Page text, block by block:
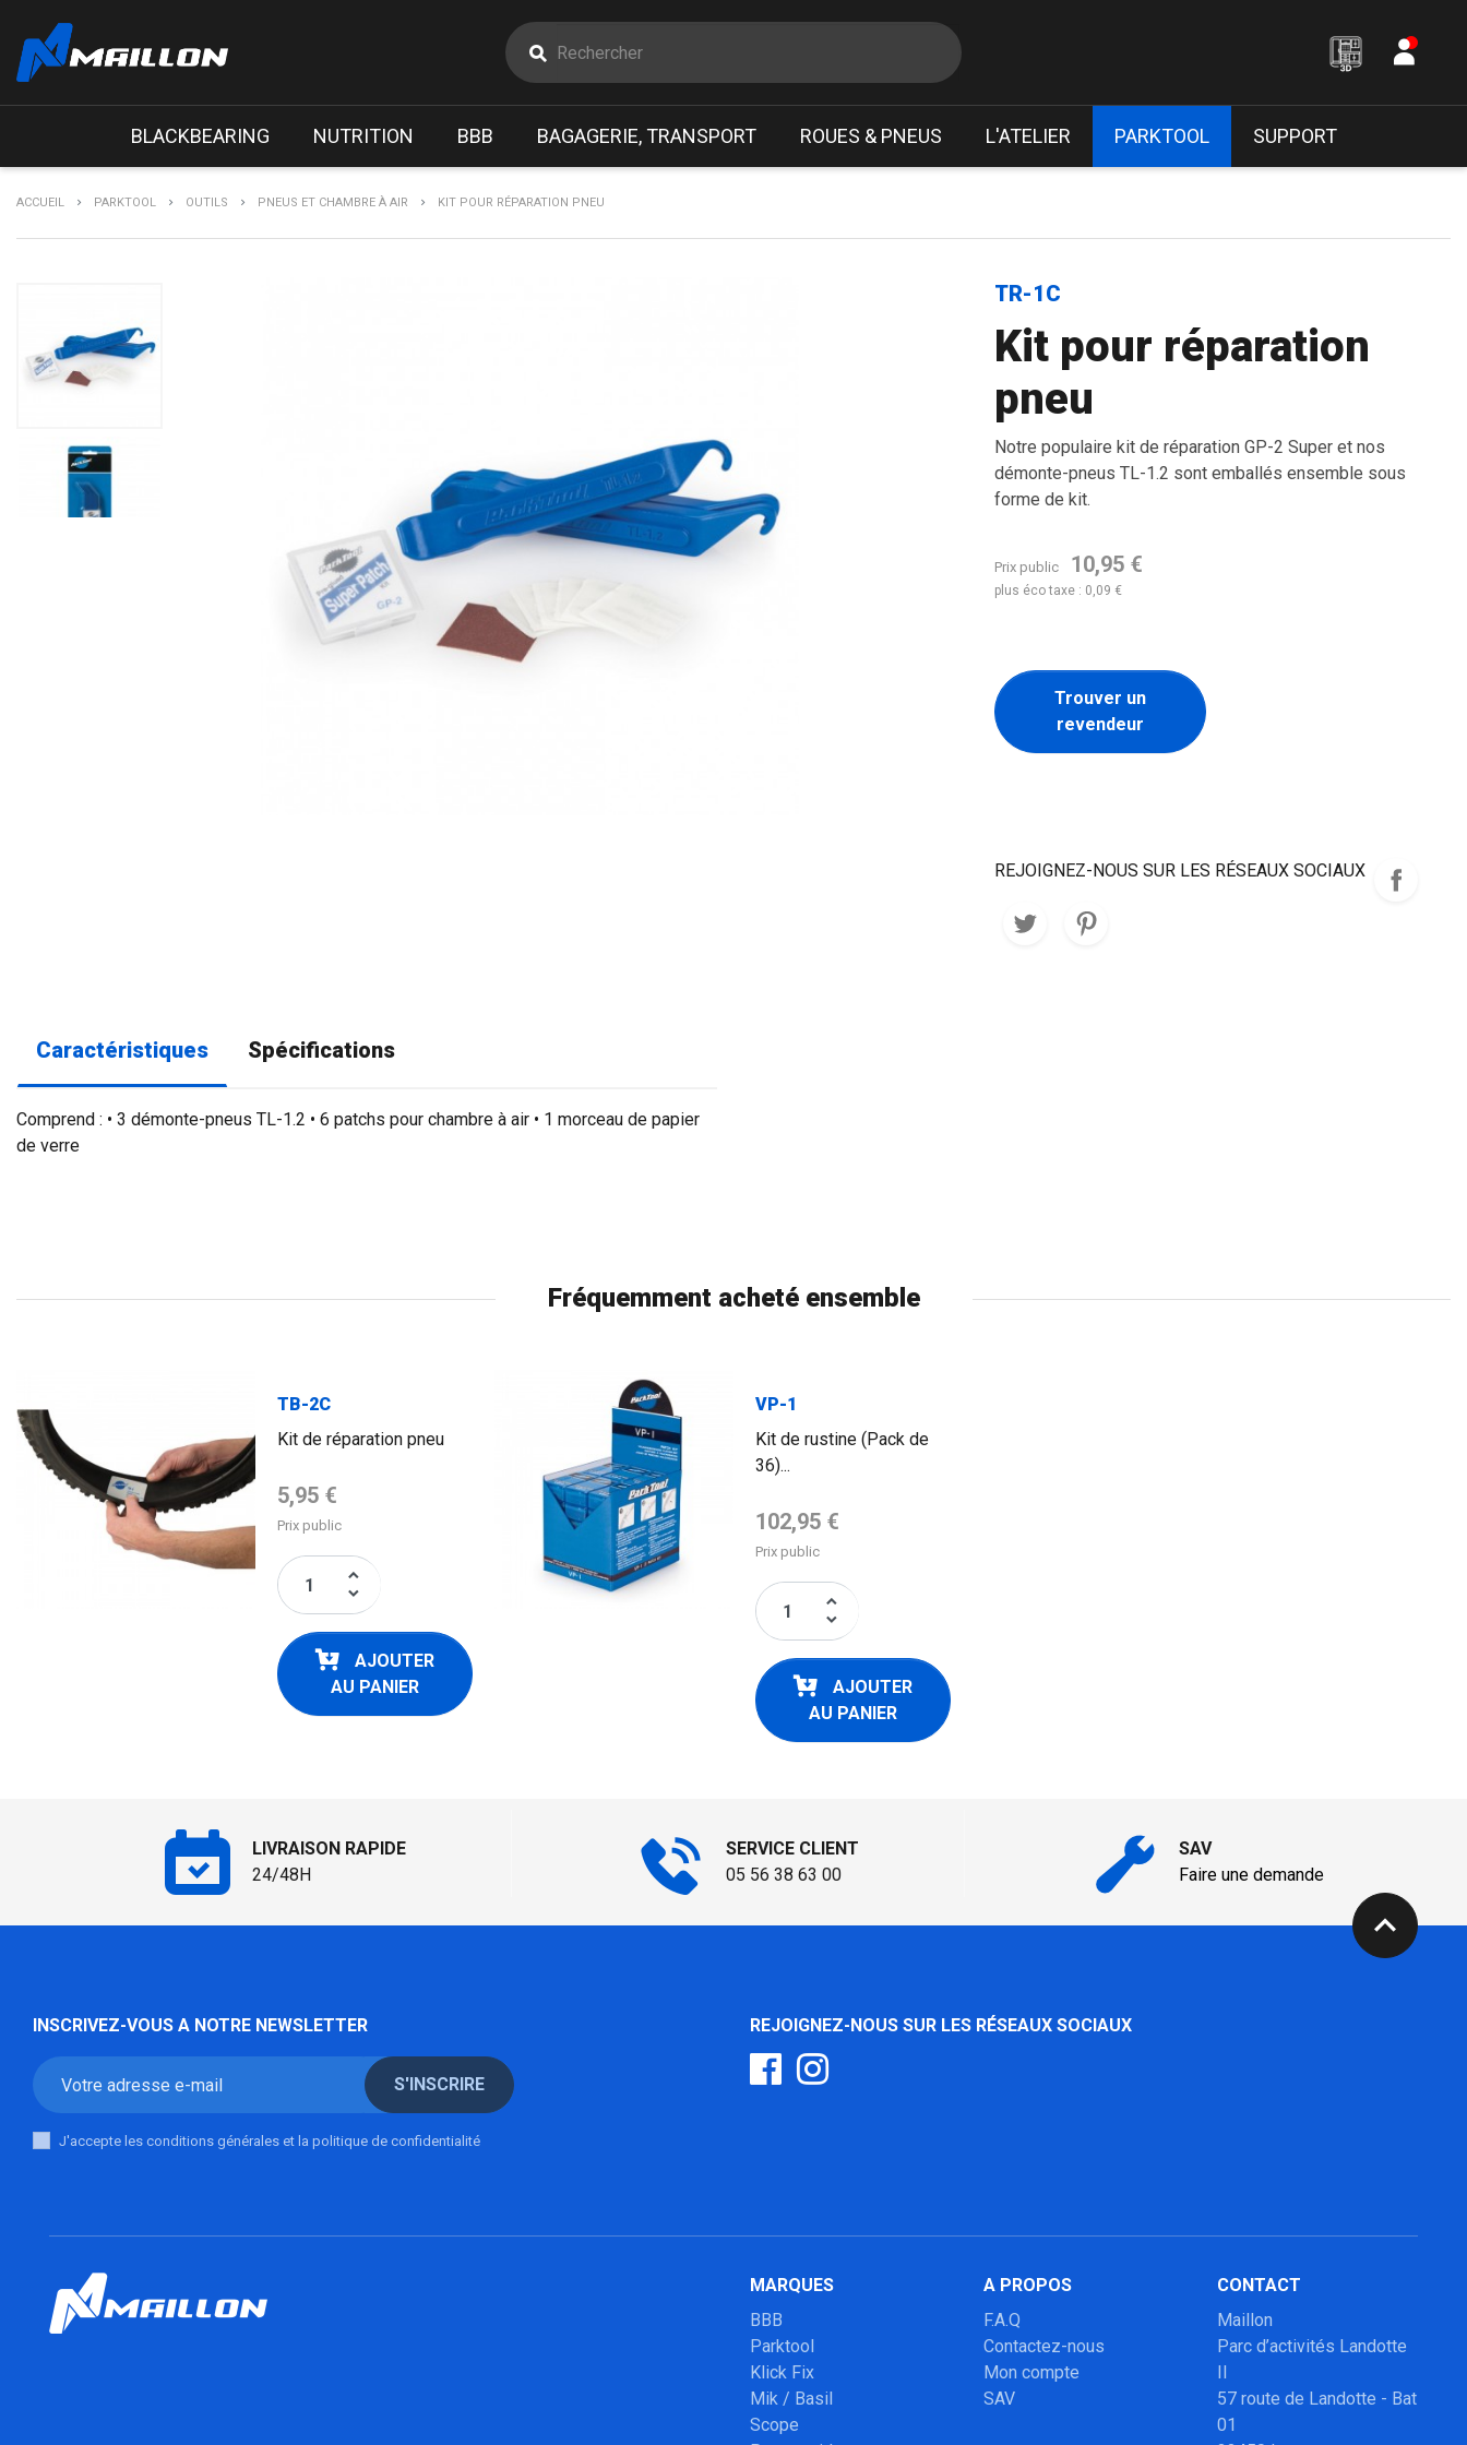
BLACKBEARING NUTRITION BBB BAGAGERIE, TRANSPORT ROUES & PNEUS L'ATELIER PARKTOOL SUPPORT
ACCUEIL PARKTOOL OUTILS PNEUS ET CHAMBRE À AIR KIT POUR RÉPARATION PNEU
TR-1C
Kit pour réparation
pneu
Notre populaire kit de réparation GP-2 Super et nos
démonte-pneus TL-1.2 sont emballés ensemble sous
forme de kit.
Prix public 10,95 €
plus éco taxe : 0,09 €
Trouver un
revendeur
REJOIGNEZ-NOUS SUR LES RÉSEAUX SOCIAUX
Caractéristiques Spécifications
Comprend : • 3 démonte-pneus TL-1.2 • 6 patchs pour chambre à air • 1 morceau de papier
de verre
Fréquemment acheté ensemble
TB-2C
Kit de réparation pneu
Prix de base
5,95 €
Prix public
keyboard_arrow_up
keyboard_arrow_down
AJOUTER
AU PANIER
VP-1
Kit de rustine (Pack de
36)...
Prix de base
102,95 €
Prix public
keyboard_arrow_up
keyboard_arrow_down
AJOUTER
AU PANIER
LIVRAISON RAPIDE
24/48H
SERVICE CLIENT
05 56 38 63 00
SAV
Faire une demande
expand_less
INSCRIVEZ-VOUS A NOTRE NEWSLETTER
S'INSCRIRE
J'accepte les conditions générales et la politique de confidentialité
REJOIGNEZ-NOUS SUR LES RÉSEAUX SOCIAUX
MARQUES
BBB
Parktool
Klick Fix
Mik / Basil
Scope
A PROPOS
F.A.Q
Contactez-nous
Mon compte
SAV
CONTACT
Maillon
Parc d’activités Landotte
II
57 route de Landotte - Bat
01